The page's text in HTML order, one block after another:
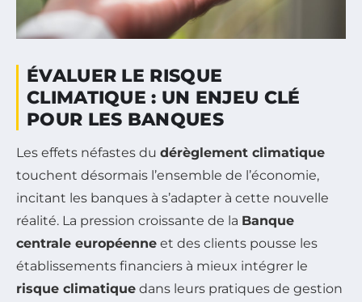
ÉVALUER LE RISQUE
CLIMATIQUE : UN ENJEU CLÉ
POUR LES BANQUES
Les effets néfastes du dérèglement climatique
touchent désormais l’ensemble de l’économie,
incitant les banques à s’adapter à cette nouvelle
réalité. La pression croissante de la Banque
centrale européenne et des clients pousse les
établissements financiers à mieux intégrer le
risque climatique dans leurs pratiques de gestion